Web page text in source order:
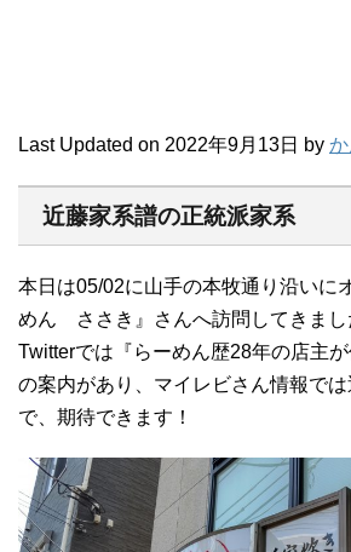
Last Updated on 2022年9月13日 by
近藤家系譜の正統派家系
本日は05/02に山手の本牧通り沿いに
めん ささき』さんへ訪問してきまし
Twitterでは『らーめん歴28年の店主が
の案内があり、マイレビさん情報で
で、期待できます！